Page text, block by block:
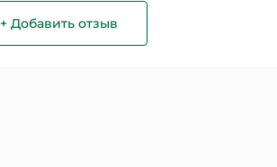
+ Добавить отзыв